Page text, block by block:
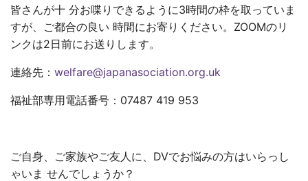
皆さんが十 分お喋りできるように3時間の枠を取っていま
すが、ご都合の良い 時間にお寄りください。ZOOMのリ
ンクは2日前にお送りします。
連絡先： welfare@japanasociation.org.uk
福祉部専用電話番号：07487 419 953
ご自身、ご家族やご友人に、DVでお悩みの方はいらっし
ゃいま せんでしょうか？